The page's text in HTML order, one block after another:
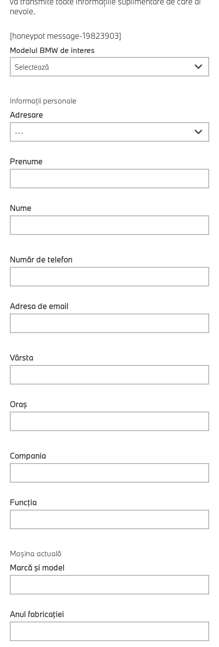
nevoie.
[honeypot message-19823903]
Modelul BMW de interes
Informații personale
Adresare
Prenume
Nume
Număr de telefon
Adresa de email
Vârsta
Oraş
Compania
Funcţia
Maşina actuală
Marcă şi model
Anul fabricaţiei